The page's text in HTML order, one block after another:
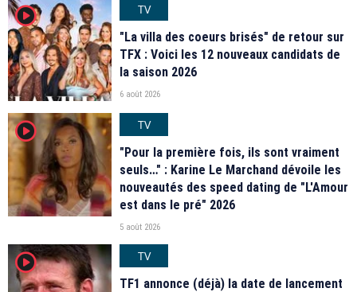
player2
TV
"La villa des coeurs brisés" de retour sur
TFX : Voici les 12 nouveaux candidats de
la saison 2026
6 août 2026
player2
TV
"Pour la première fois, ils sont vraiment
seuls…" : Karine Le Marchand dévoile les
nouveautés des speed dating de "L'Amour
est dans le pré" 2026
5 août 2026
player2
TV
TF1 annonce (déjà) la date de lancement